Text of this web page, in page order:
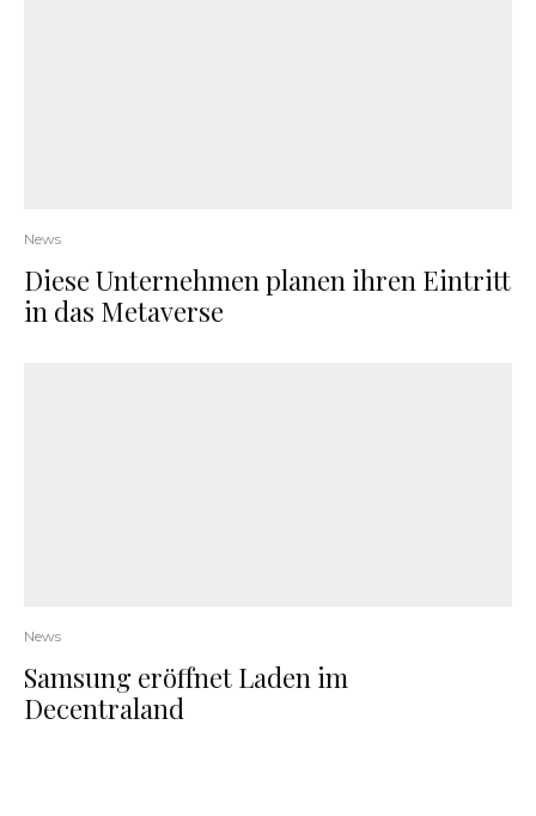
News
Diese Unternehmen planen ihren Eintritt
in das Metaverse
News
Samsung eröffnet Laden im
Decentraland